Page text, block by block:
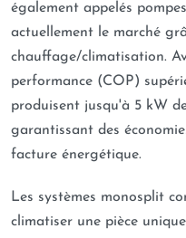
également appelés
actuellement le marché
chauffage/climatisation.
performance (COP)
produisent jusqu'à 5 kW
garantissant des
facture énergétique.
Les systèmes monosplit
climatiser une pièce